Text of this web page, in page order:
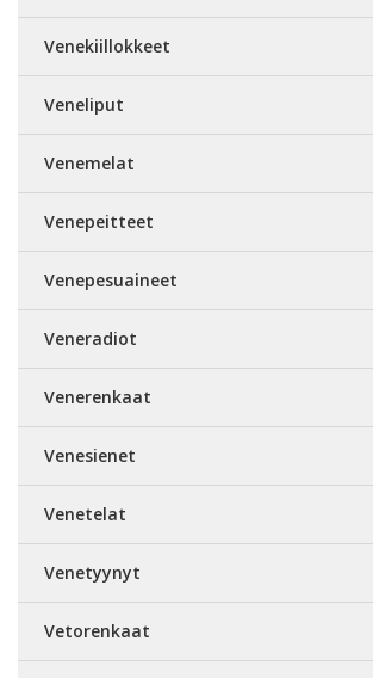
Venekiillokkeet
Veneliput
Venemelat
Venepeitteet
Venepesuaineet
Veneradiot
Venerenkaat
Venesienet
Venetelat
Venetyynyt
Vetorenkaat